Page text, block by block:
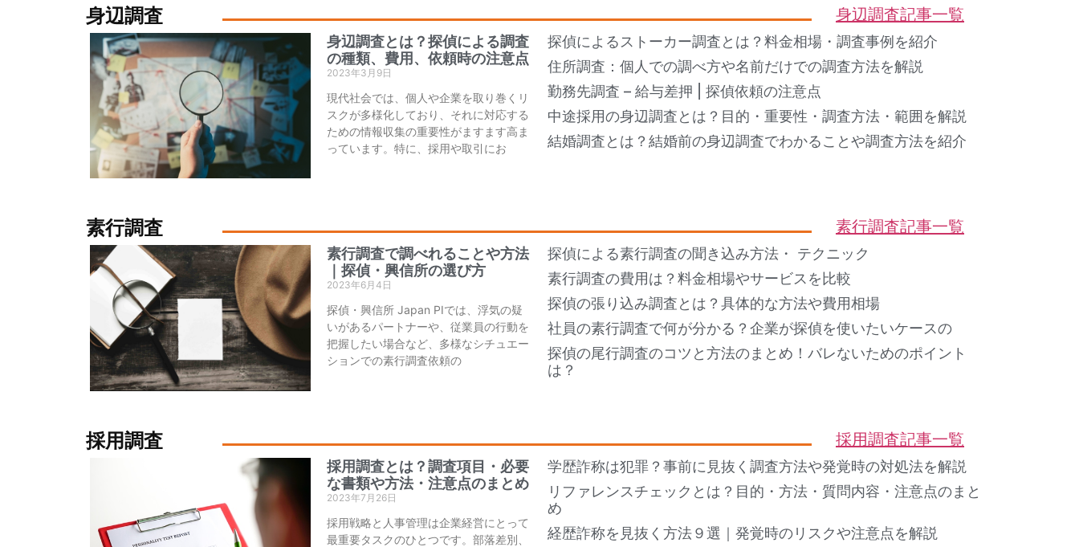
身辺調査 身辺調査記事一覧
身辺調査とは？探偵による調査
の種類、費用、依頼時の注意点
2023年3月9日
現代社会では、個人や企業を取り巻くリ
スクが多様化しており、それに対応する
ための情報収集の重要性がますます高ま
っています。特に、採用や取引にお
探偵によるストーカー調査とは？料金相場・調査事例を紹介
住所調査：個人での調べ方や名前だけでの調査方法を解説
勤務先調査 – 給与差押 | 探偵依頼の注意点
中途採用の身辺調査とは？目的・重要性・調査方法・範囲を解説
結婚調査とは？結婚前の身辺調査でわかることや調査方法を紹介
素行調査 素行調査記事一覧
素行調査で調べれることや方法
｜探偵・興信所の選び方
2023年6月4日
探偵・興信所 Japan PIでは、浮気の疑
いがあるパートナーや、従業員の行動を
把握したい場合など、多様なシチュエー
ションでの素行調査依頼の
探偵による素行調査の聞き込み方法・ テクニック
素行調査の費用は？料金相場やサービスを比較
探偵の張り込み調査とは？具体的な方法や費用相場
社員の素行調査で何が分かる？企業が探偵を使いたいケースの
探偵の尾行調査のコツと方法のまとめ！バレないためのポイント
は？
採用調査 採用調査記事一覧
採用調査とは？調査項目・必要
な書類や方法・注意点のまとめ
2023年7月26日
採用戦略と人事管理は企業経営にとって
最重要タスクのひとつです。部落差別、
学歴詐称は犯罪？事前に見抜く調査方法や発覚時の対処法を解説
リファレンスチェックとは？目的・方法・質問内容・注意点のまと
め
経歴詐称を見抜く方法９選｜発覚時のリスクや注意点を解説